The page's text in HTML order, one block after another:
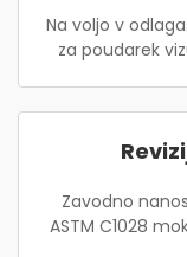
Na voljo v
za poudarek
Zavodno
ASTM C1028